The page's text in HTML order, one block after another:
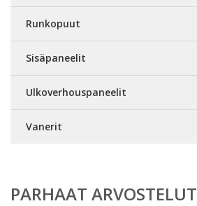
Runkopuut
Sisäpaneelit
Ulkoverhouspaneelit
Vanerit
PARHAAT ARVOSTELUT